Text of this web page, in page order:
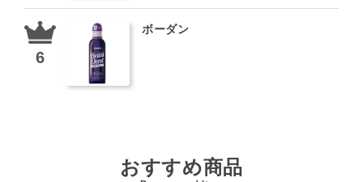
ボーダン
おすすめ商品